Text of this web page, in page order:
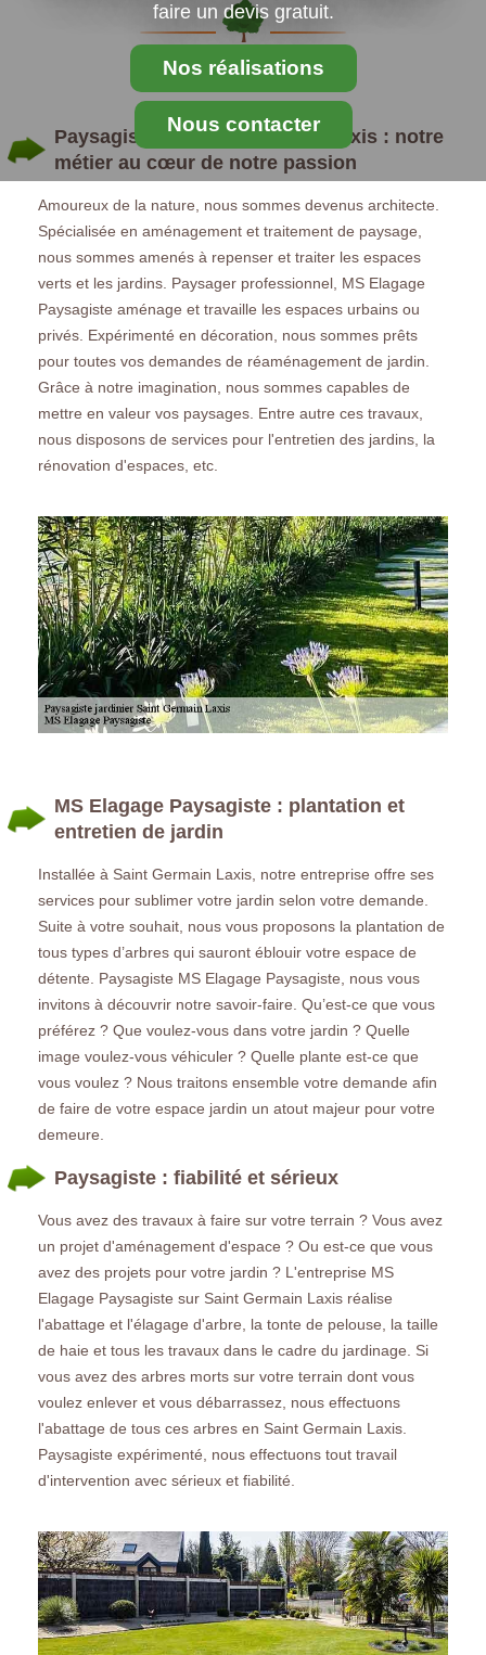
faire un devis gratuit.
Nos réalisations
Nous contacter
Paysagiste en Saint Germain Laxis : notre
métier au cœur de notre passion
Amoureux de la nature, nous sommes devenus architecte.
Spécialisée en aménagement et traitement de paysage,
nous sommes amenés à repenser et traiter les espaces
verts et les jardins. Paysager professionnel, MS Elagage
Paysagiste aménage et travaille les espaces urbains ou
privés. Expérimenté en décoration, nous sommes prêts
pour toutes vos demandes de réaménagement de jardin.
Grâce à notre imagination, nous sommes capables de
mettre en valeur vos paysages. Entre autre ces travaux,
nous disposons de services pour l'entretien des jardins, la
rénovation d'espaces, etc.
MS Elagage Paysagiste : plantation et
entretien de jardin
Installée à Saint Germain Laxis, notre entreprise offre ses
services pour sublimer votre jardin selon votre demande.
Suite à votre souhait, nous vous proposons la plantation de
tous types d’arbres qui sauront éblouir votre espace de
détente. Paysagiste MS Elagage Paysagiste, nous vous
invitons à découvrir notre savoir-faire. Qu’est-ce que vous
préférez ? Que voulez-vous dans votre jardin ? Quelle
image voulez-vous véhiculer ? Quelle plante est-ce que
vous voulez ? Nous traitons ensemble votre demande afin
de faire de votre espace jardin un atout majeur pour votre
demeure.
Paysagiste : fiabilité et sérieux
Vous avez des travaux à faire sur votre terrain ? Vous avez
un projet d'aménagement d'espace ? Ou est-ce que vous
avez des projets pour votre jardin ? L'entreprise MS
Elagage Paysagiste sur Saint Germain Laxis réalise
l'abattage et l'élagage d'arbre, la tonte de pelouse, la taille
de haie et tous les travaux dans le cadre du jardinage. Si
vous avez des arbres morts sur votre terrain dont vous
voulez enlever et vous débarrassez, nous effectuons
l'abattage de tous ces arbres en Saint Germain Laxis.
Paysagiste expérimenté, nous effectuons tout travail
d'intervention avec sérieux et fiabilité.